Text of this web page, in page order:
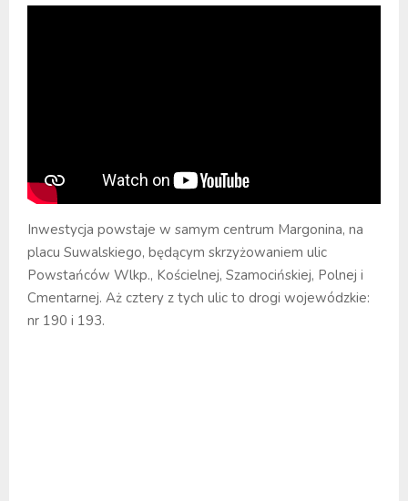
Inwestycja powstaje w samym centrum Margonina, na
placu Suwalskiego, będącym skrzyżowaniem ulic
Powstańców Wlkp., Kościelnej, Szamocińskiej, Polnej i
Cmentarnej. Aż cztery z tych ulic to drogi wojewódzkie:
nr 190 i 193.